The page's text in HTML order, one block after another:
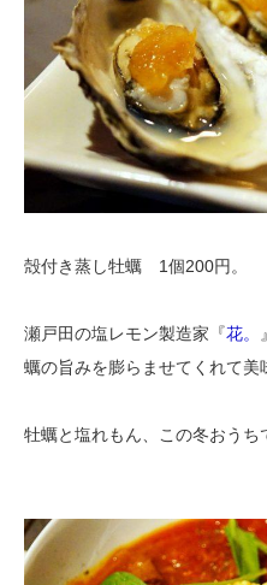
殻付き蒸し牡蠣 1個200円。
瀬戸田の塩レモン製造家『花。
蠣の旨みを膨らませてくれて美
牡蠣と塩れもん、この冬おうち